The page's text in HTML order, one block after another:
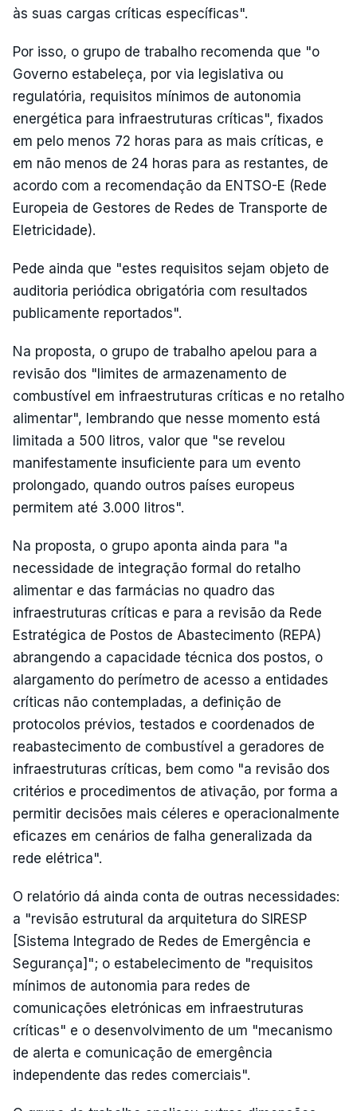
às suas cargas críticas específicas".
Por isso, o grupo de trabalho recomenda que "o
Governo estabeleça, por via legislativa ou
regulatória, requisitos mínimos de autonomia
energética para infraestruturas críticas", fixados
em pelo menos 72 horas para as mais críticas, e
em não menos de 24 horas para as restantes, de
acordo com a recomendação da ENTSO-E (Rede
Europeia de Gestores de Redes de Transporte de
Eletricidade).
Pede ainda que "estes requisitos sejam objeto de
auditoria periódica obrigatória com resultados
publicamente reportados".
Na proposta, o grupo de trabalho apelou para a
revisão dos "limites de armazenamento de
combustível em infraestruturas críticas e no retalho
alimentar", lembrando que nesse momento está
limitada a 500 litros, valor que "se revelou
manifestamente insuficiente para um evento
prolongado, quando outros países europeus
permitem até 3.000 litros".
Na proposta, o grupo aponta ainda para "a
necessidade de integração formal do retalho
alimentar e das farmácias no quadro das
infraestruturas críticas e para a revisão da Rede
Estratégica de Postos de Abastecimento (REPA)
abrangendo a capacidade técnica dos postos, o
alargamento do perímetro de acesso a entidades
críticas não contempladas, a definição de
protocolos prévios, testados e coordenados de
reabastecimento de combustível a geradores de
infraestruturas críticas, bem como "a revisão dos
critérios e procedimentos de ativação, por forma a
permitir decisões mais céleres e operacionalmente
eficazes em cenários de falha generalizada da
rede elétrica".
O relatório dá ainda conta de outras necessidades:
a "revisão estrutural da arquitetura do SIRESP
[Sistema Integrado de Redes de Emergência e
Segurança]"; o estabelecimento de "requisitos
mínimos de autonomia para redes de
comunicações eletrónicas em infraestruturas
críticas" e o desenvolvimento de um "mecanismo
de alerta e comunicação de emergência
independente das redes comerciais".